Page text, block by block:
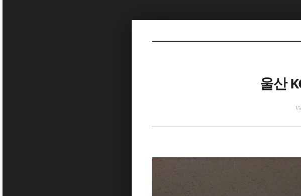
울산
Sketchbook5, 스케치북5